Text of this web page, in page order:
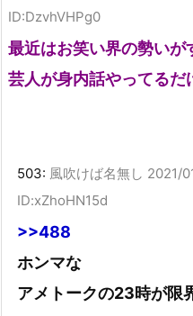
ID:DzvhVHPg0
最近はお笑い界の勢いが
芸人が身内話やってる
503: 風吹けば名無し 2021/
ID:xZhoHN15d
>>488
ホンマな
アメトークの23時が限